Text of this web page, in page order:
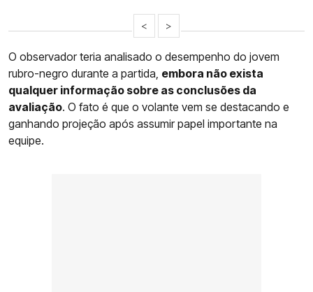
< >
O observador teria analisado o desempenho do jovem
rubro-negro durante a partida, embora não exista
qualquer informação sobre as conclusões da
avaliação. O fato é que o volante vem se destacando e
ganhando projeção após assumir papel importante na
equipe.